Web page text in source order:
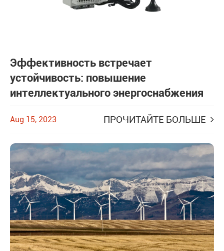
Эффективность встречает
устойчивость: повышение
интеллектуального энергоснабжения
Aug 15, 2023 ПРОЧИТАЙТЕ БОЛЬШЕ